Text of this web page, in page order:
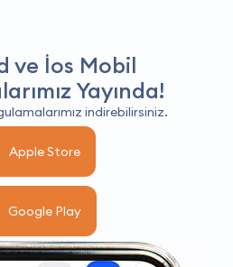
ve İos Mobil
Yayında!
indirebilirsiniz.
Apple Store
Google Play